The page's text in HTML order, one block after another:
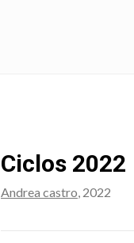
Ciclos 2022
Andrea castro, 2022